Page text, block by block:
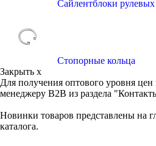
Сайлентблоки рулевых
Стопорные кольца
Закрыть x
Для получения оптового уровня цен
менеджеру B2B из раздела
Новинки товаров представлены на
каталога.